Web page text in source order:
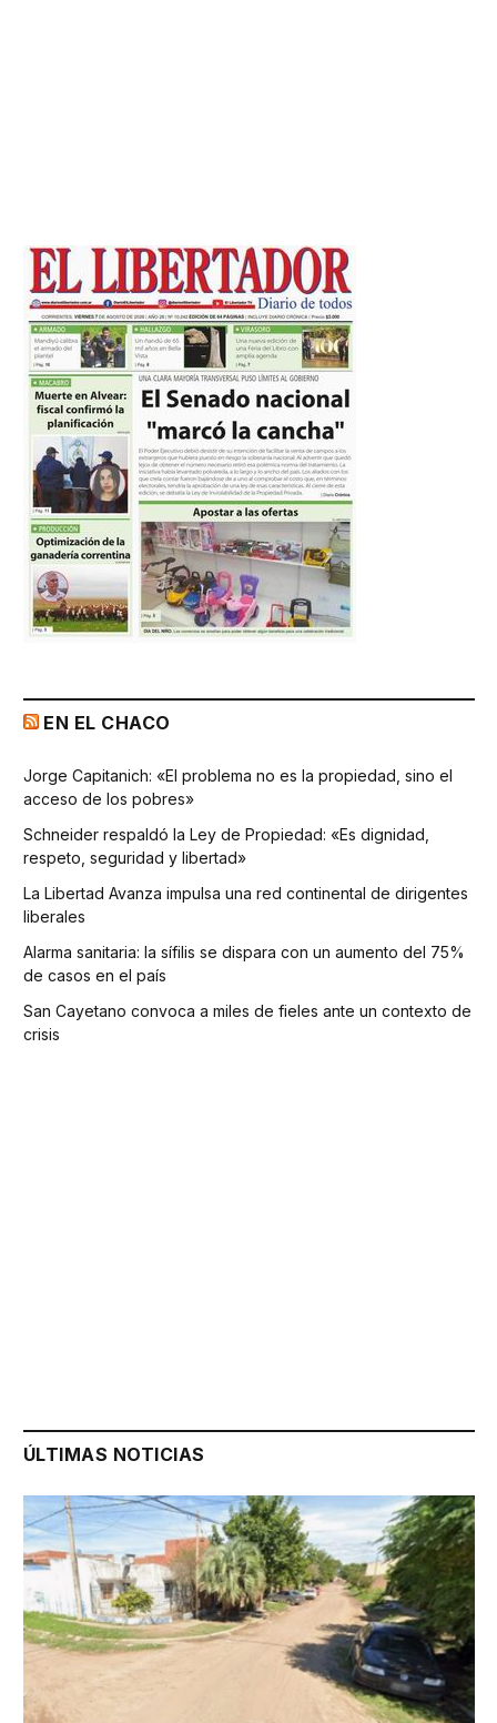
EN EL CHACO
Jorge Capitanich: «El problema no es la propiedad, sino el
acceso de los pobres»
Schneider respaldó la Ley de Propiedad: «Es dignidad,
respeto, seguridad y libertad»
La Libertad Avanza impulsa una red continental de dirigentes
liberales
Alarma sanitaria: la sífilis se dispara con un aumento del 75%
de casos en el país
San Cayetano convoca a miles de fieles ante un contexto de
crisis
ÚLTIMAS NOTICIAS